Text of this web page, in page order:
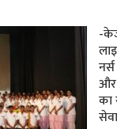
-
और
का